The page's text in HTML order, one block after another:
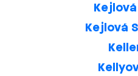
Kejlová